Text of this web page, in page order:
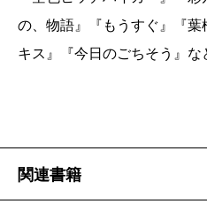
の、物語』『もうすぐ』『葉
キス』『今日のごちそう』な
関連書籍